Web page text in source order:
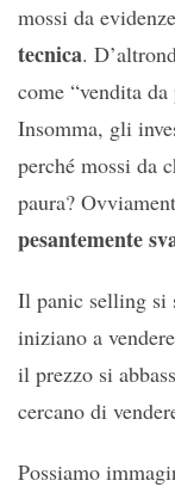
mossi da
tecnica.
come “vendita
Insomma, gli
perché mossi da
paura?
pesantemente
Il panic selling si
iniziano a
il prezzo si
cercano di
Possiamo